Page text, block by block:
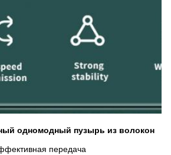
одномодный пузырь из волокон
передача